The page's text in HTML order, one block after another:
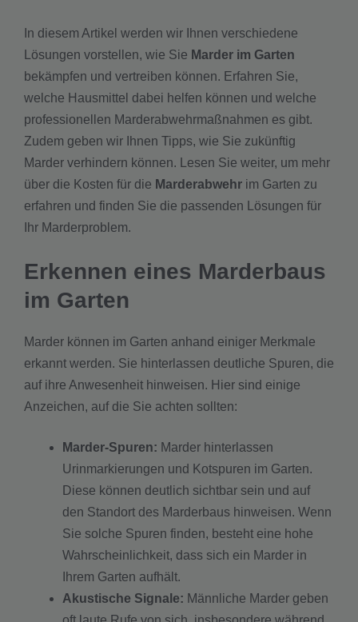
In diesem Artikel werden wir Ihnen verschiedene
Lösungen vorstellen, wie Sie Marder im Garten
bekämpfen und vertreiben können. Erfahren Sie,
welche Hausmittel dabei helfen können und welche
professionellen Marderabwehrmaßnahmen es gibt.
Zudem geben wir Ihnen Tipps, wie Sie zukünftig
Marder verhindern können. Lesen Sie weiter, um mehr
über die Kosten für die Marderabwehr im Garten zu
erfahren und finden Sie die passenden Lösungen für
Ihr Marderproblem.
Erkennen eines Marderbaus
im Garten
Marder können im Garten anhand einiger Merkmale
erkannt werden. Sie hinterlassen deutliche Spuren, die
auf ihre Anwesenheit hinweisen. Hier sind einige
Anzeichen, auf die Sie achten sollten:
Marder-Spuren: Marder hinterlassen
Urinmarkierungen und Kotspuren im Garten.
Diese können deutlich sichtbar sein und auf
den Standort des Marderbaus hinweisen. Wenn
Sie solche Spuren finden, besteht eine hohe
Wahrscheinlichkeit, dass sich ein Marder in
Ihrem Garten aufhält.
Akustische Signale: Männliche Marder geben